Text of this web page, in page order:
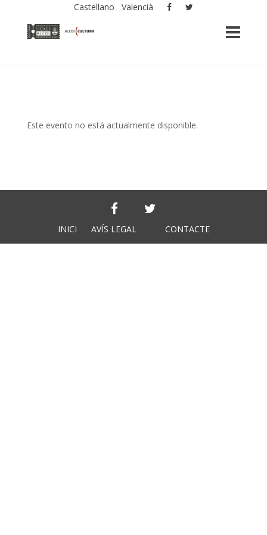
Castellano Valencià
Este evento no está actualmente disponible.
INICI AVÍS LEGAL CONTACTE